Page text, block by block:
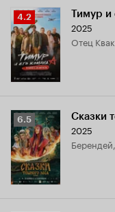
Рейтинг
Кинопоиска
4.2
4.2 Тимур и
2025
отец
Рейтинг
Кинопоиска
6.5
6.5 Сказки
2025